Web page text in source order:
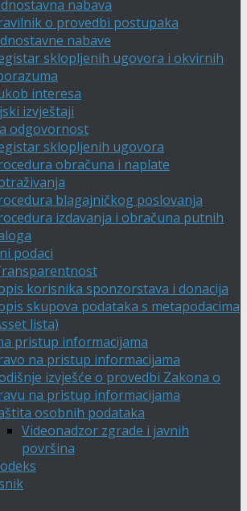
nabava
o provedbi postupaka
nabave
sklopljenih ugovora i okvirnih
interesa
izvještaji
odgovornost
sklopljenih ugovora
obračuna i naplate
blagajničkog poslovanja
izdavanja i obračuna putnih
podaci
korisnika sponzorstava i donacija
skupova podataka s metapodacima
lista)
pristup informacijama
na pristup informacijama
izvješće o provedbi Zakona o
na pristup informacijama
osobnih podataka
Videonadzor zgrade i javnih
površina